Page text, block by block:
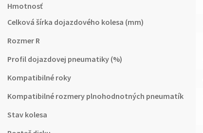
Hmotnosť
Celková šírka dojazdového kolesa (mm)
Rozmer R
Profil dojazdovej pneumatiky (%)
Kompatibilné roky
Kompatibilné rozmery plnohodnotných pneumatík
Stav kolesa